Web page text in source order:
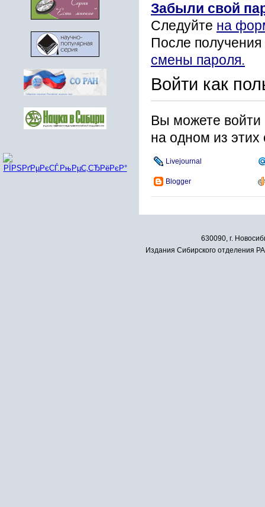
Забыли свой
Следуйте на
После
смены пароля.
Войти как
Вы можете войти
на одном из этих
Livejournal
Blogger
630090, г.
Издания Сибирского отделения